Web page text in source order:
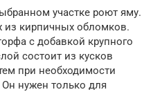
участке роют яму.
кирпичных обломков.
с добавкой крупного
состоит из кусков
при необходимости
нужен только для